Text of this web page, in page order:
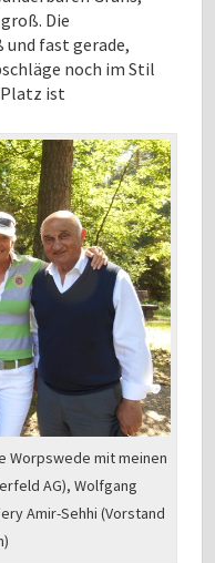
Die
fast gerade,
noch im Stil
ist
Worpswede mit meinen
AG), Wolfgang
Amir-Sehhi (Vorstand